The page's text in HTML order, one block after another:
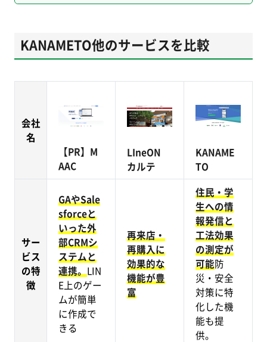
KANAMETO他のサービスを比較
会社
名
【PR】M
AAC
LIneON
カルテ
KANAME
TO
サー
ビス
の特
徴
GAやSale
sforceと
いった外
部CRMシ
ステムと
連携。 LIN
E上のゲー
ムが簡単
に作成で
きる
再来店・
再購入に
効果的な
機能が豊
富
住民・学
生への情
報発信と
工法効果
の測定が
可能防
災・安全
対策に特
化した機
能も提
供。